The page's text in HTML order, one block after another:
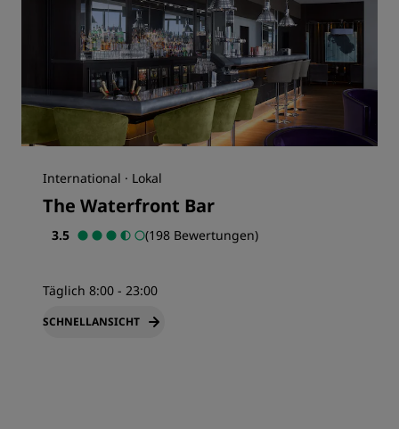
International · Lokal
The Waterfront Bar
3.5 (198 Bewertungen)
Täglich 8:00 - 23:00
SCHNELLANSICHT